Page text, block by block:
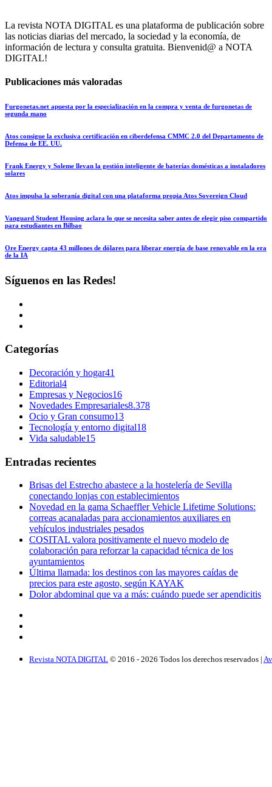
La revista NOTA DIGITAL es una plataforma de publicación sobre
las noticias diarias del mercado, la sociedad y la economía, de
información de lectura y consulta gratuita. Bienvenid@ a NOTA
DIGITAL!
Publicaciones más valoradas
Furgonetas.net apuesta por la especialización en la compra y venta de furgonetas de
segunda mano
Atos consigue la exclusiva certificación en ciberdefensa CMMC 2.0 del Departamento de
Defensa de EE. UU.
Frank Energy y Soleme llevan la gestión inteligente de baterías domésticas a instaladores
solares
Atos impulsa la soberanía digital con una plataforma propia Atos Sovereign Cloud
Vanguard Student Housing aclara lo que se necesita saber antes de elegir piso compartido
para estudiantes en Bilbao
Ore Energy capta 43 millones de dólares para liberar energía de base renovable en la era
de la IA
Síguenos en las Redes!
Categorías
Decoración y hogar41
Editorial4
Empresas y Negocios16
Novedades Empresariales8.378
Ocio y Gran consumo13
Tecnología y entorno digital18
Vida saludable15
Entradas recientes
Brisas del Estrecho abastece a la hostelería de Sevilla
conectando lonjas con establecimientos
Novedad en la gama Schaeffler Vehicle Lifetime Solutions:
correas acanaladas para accionamientos auxiliares en
vehículos industriales pesados
COSITAL valora positivamente el nuevo modelo de
colaboración para reforzar la capacidad técnica de los
ayuntamientos
Última llamada: los destinos con las mayores caídas de
precios para este agosto, según KAYAK
Dolor abdominal que va a más: cuándo puede ser apendicitis
Revista NOTA DIGITAL © 2016 - 2026 Todos los derechos reservados |